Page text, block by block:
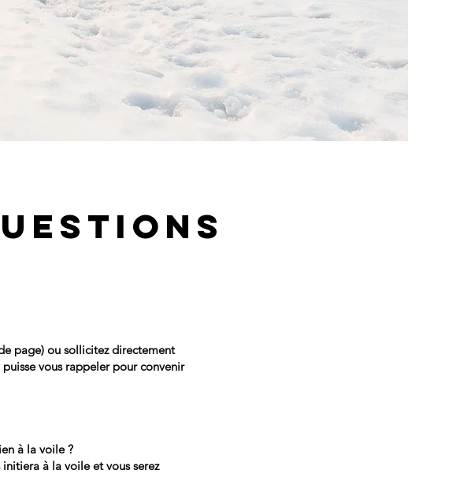
page) ou sollicitez directement
vous rappeler pour convenir
à la voile ?
à la voile et vous serez